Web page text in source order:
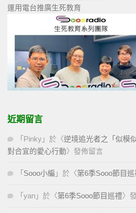
運用電台推廣生死教育
近期留言
「 Pinky 」於〈逆境追光者之「似模
對合宜的愛心行動〉發佈留言
「 Sooo小編 」於〈第6季Sooo節目
「 yan 」於〈第6季Sooo節目巡禮〉